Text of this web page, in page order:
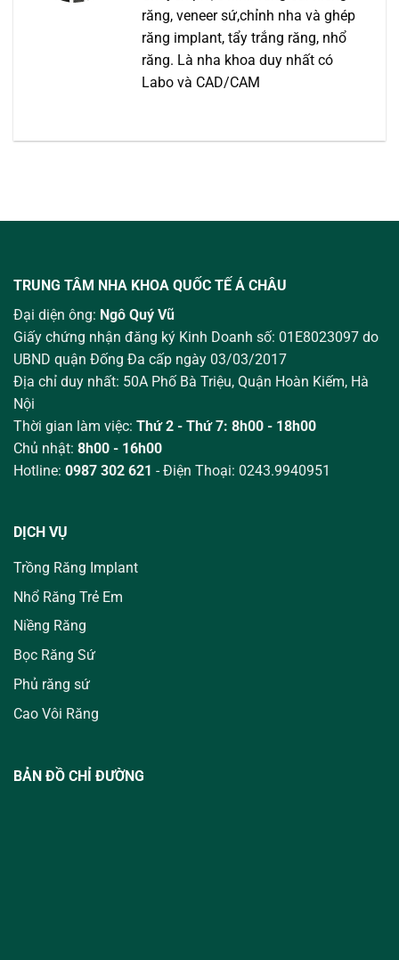
răng, veneer sứ,chỉnh nha và ghép
răng implant, tẩy trắng răng, nhổ
răng. Là nha khoa duy nhất có
Labo và CAD/CAM
TRUNG TÂM NHA KHOA QUỐC TẾ Á CHÂU
Đại diện ông: Ngô Quý Vũ
Giấy chứng nhận đăng ký Kinh Doanh số: 01E8023097 do
UBND quận Đống Đa cấp ngày 03/03/2017
Địa chỉ duy nhất: 50A Phố Bà Triệu, Quận Hoàn Kiếm, Hà
Nội
Thời gian làm việc: Thứ 2 - Thứ 7: 8h00 - 18h00
Chủ nhật: 8h00 - 16h00
Hotline: 0987 302 621 - Điện Thoại: 0243.9940951
DỊCH VỤ
Trồng Răng Implant
Nhổ Răng Trẻ Em
Niềng Răng
Bọc Răng Sứ
Phủ răng sứ
Cao Vôi Răng
BẢN ĐỒ CHỈ ĐƯỜNG